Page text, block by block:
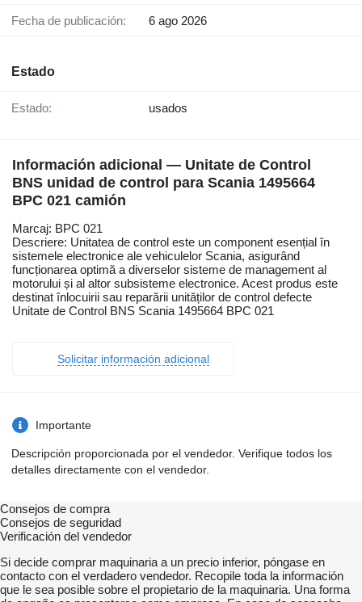
Fecha de publicación: 6 ago 2026
Estado
Estado: usados
Información adicional — Unitate de Control
BNS unidad de control para Scania 1495664
BPC 021 camión
Marcaj: BPC 021
Descriere: Unitatea de control este un component esențial în
sistemele electronice ale vehiculelor Scania, asigurând
funcționarea optimă a diverselor sisteme de management al
motorului și al altor subsisteme electronice. Acest produs este
destinat înlocuirii sau reparării unităților de control defecte
Unitate de Control BNS Scania 1495664 BPC 021
Solicitar información adicional
Importante
Descripción proporcionada por el vendedor. Verifique todos los
detalles directamente con el vendedor.
Consejos de compra
Consejos de seguridad
Verificación del vendedor
Si decide comprar maquinaria a un precio inferior, póngase en
contacto con el verdadero vendedor. Recopile toda la información
que le sea posible sobre el propietario de la maquinaria. Una forma